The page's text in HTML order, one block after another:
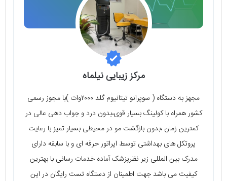
مرکز زیبایی نیلماه
مجهز به دستگاه ( سوپرانو تیتانیوم گلد ۲۰۰۰وات )با مجوز رسمی
کشور همراه با کولینگ بسیار قوی،بدون درد و جواب دهی عالی در
کمترین زمان ،بدون بازگشت مو در محیطی بسیار تمیز با رعایت
پروتکل های بهداشتی توسط اپراتور حرفه ای و با سابقه دارای
مدرک بین المللی زير نظرپزشک آماده خدمات رسانی با بهترین
کیفیت می باشد جهت اطمینان از دستگاه تست رایگان در این